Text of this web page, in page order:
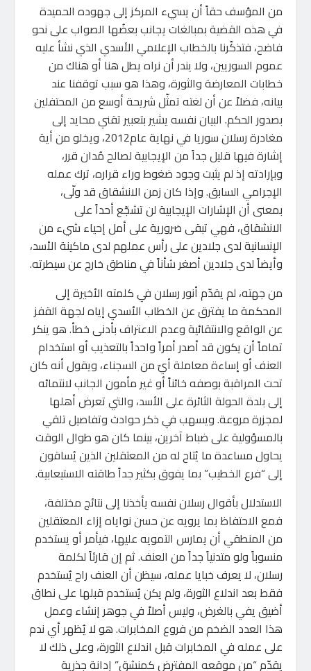
من المؤسف حقاً أن يسيء المركز إلى جهوده الحميدة
في هذه القضية بمبالغات يجانب بعضُها الصواب على نحو
فاضح، فتذكّرنا بالخطاب الإعلامي الأسدي الذي نشأ عليه
عموم السوريين، ولا يندر أن نراه يطل هنا أو هناك من
خطابات المعارضة والثورة، وهذا هو سبب توقفنا عند
بيانه، فضلاً عن أن لغته تمثّل شريحة أوسع من المحتفلين
بصدور الحكم. البيان نفسه يشير بتعبير تقني محايد إلى
مغادرة رسلان سوريا في نهاية عام2012، ويخلو من أية
إشارة فيها قليل جداً من الإيجابية لصالح مُدان قرر،
وبإرادته إذ لم يثبت وجود ضغوط وراء قراره، ترك عمله
الإجرامي السابق. وإذا كان زمن الانشقاق قد ولّى،
بمعنى أن الإشارات الإيجابية لن تشجّع أحداً على
الانشقاق، فهي تبقى ضرورية على أمل إحياء شيء من
الإنسانية لدى جلادين على رأس عملهم لدى ماكينة الأسد،
وأيضاً لدى جلادين أصغر شأناً في مناطق خارج عن سيطرته.
من جهته، لم يقدّم أنور رسلان في كلمته الأخيرة إلى
المحكمة ما يفترق عن الخطاب الأسدي إياه لجهة القفز
عن الواقع والانتقائية وعدم الاعتراف بأدنى خطأ. هو ينكر
تماماً أن يكون قد أصدر أمراً واحداً بالتعذيب أو استخدام
العنف أو إساءة معاملة أيّ من السجناء، ويقول أنه كان
تحت المراقبة بوصفه خائناً أو غير مأمون الجانب لانتمائه
إلى بلدة الحولة الثائرة على الأسد، والتي تعرض أهلها
لمجزرة مروعة. ويسهب في ذكر حوادث وتفاصيل تلقي
بالمسؤولية على ضباط آخرين، بينما كان هو طوال الوقت
يحاول مساعدة ما يُتاح له من المعتقلين الذين يُساقون
إلى “فرع الخطيب” بما يفوق بكثير جداً طاقته الاستيعابية.
الاستدلال بأقوال رسلان نفسه يأخذنا إلى نتائج مختلفة،
فمع الاحتفاظ بما يرويه عن حسن نواياه إزاء المعتقلين
من المنطقي أن يمارس التمويه عليها، فيأمر أو يستخدم
منسوباً ولو متدنياً جداً من العنف. ثم إن قارئاً لكلمة
رسلان، لا يعرف خبايا عمله، سيظن أن العنف راح يُستخدم
فقط بعد اندلاع الثورة، ولم يكن يُستخدم قبلها على نطاق
أضيق يفي بالغرض، وليس أصلاً في جوهر إنشاء وعمل
هذا العدد الضخم من فروع المخابرات. هو لا يُظهر أي ندم
على عمله في المخابرات قبل اندلاع الثورة، وعلى ذلك لا
يقدّم “من موقعه المفترض كمنشق” إدانة جذرية